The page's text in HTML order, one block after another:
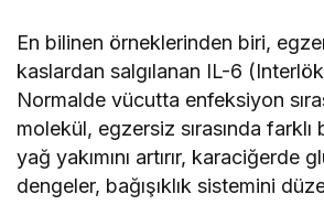
En bilinen örneklerinden biri,
kaslardan salgılanan IL-6
Normalde vücutta enfeksiyon
molekül, egzersiz sırasında farklı
yağ yakımını artırır, karaciğerde
dengeler, bağışıklık sistemini